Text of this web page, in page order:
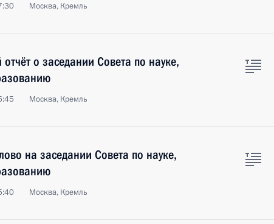
Москва, Кремль
о заседании Совета по науке,
Москва, Кремль
на заседании Совета по науке,
Москва, Кремль